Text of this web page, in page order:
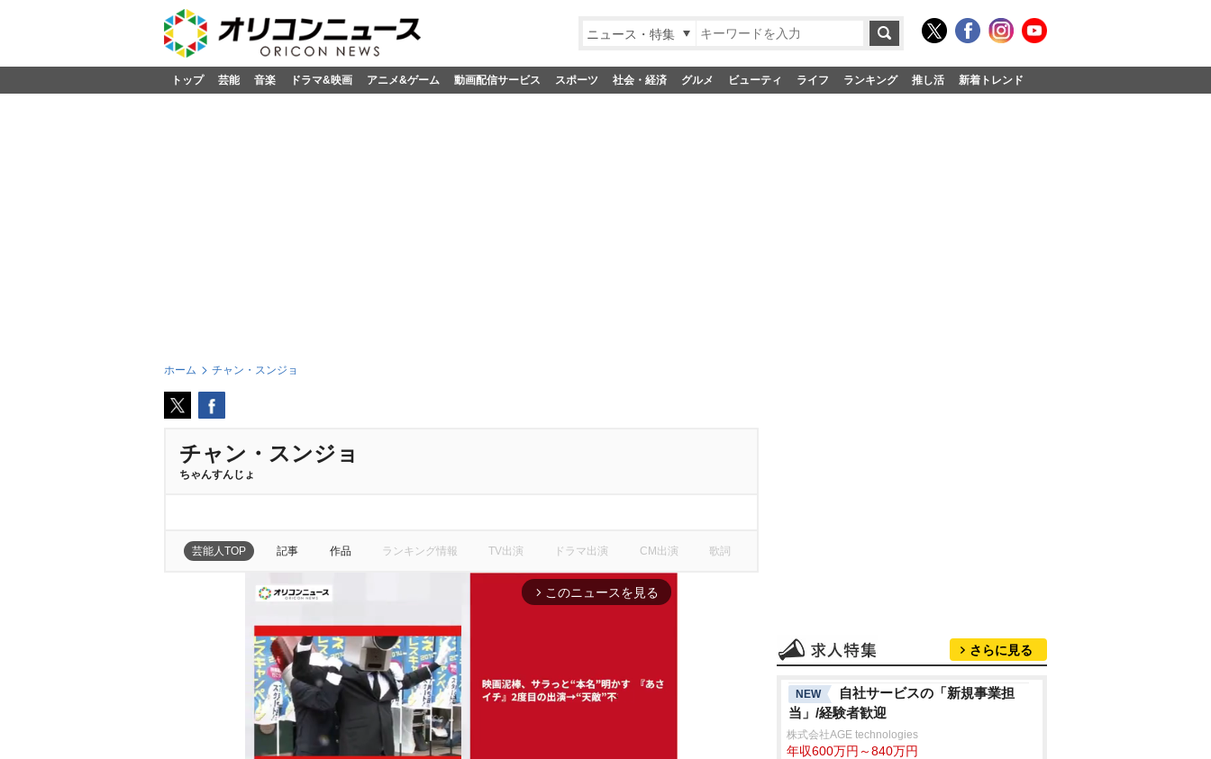
ニュース・特集
トップ 芸能 音楽 ドラマ&映画 アニメ&ゲーム 動画配信サービス スポーツ 社会・経済 グルメ ビューティ ライフ ランキング 推し活 新着トレンド
ホーム チャン・スンジョ
チャン・スンジョ
ちゃんすんじょ
芸能人TOP 記事 作品 ランキング情報 TV出演 ドラマ出演 CM出演 歌詞
arrow_forward_ios このニュースを見る
さらに見る
NEW
自社サービスの「新規事業担
当」/経験者歓迎
株式会社AGE technologies
年収600万円～840万円